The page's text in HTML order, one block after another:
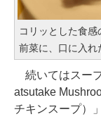
コリッとした食
前菜に、口に入れ
続いてはスー
atsutake
チキンスープ）